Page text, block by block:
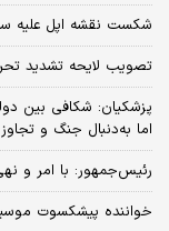
شکست نقشه اپل علیه
تصویب لایحه تشدید
پزشکیان: شکافی بین
اما به‌دنبال جنگ و
رئیس‌جمهور: با امر و
خواننده پیشکسوت